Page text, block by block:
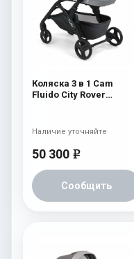
Коляска 3 в 1 Cam
Fluido City Rover
50 300 e
Сообщить
Наличие уточняйте